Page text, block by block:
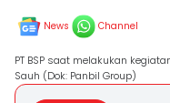
News Channel
PT BSP saat melakukan
Sauh (Dok: Panbil Group)